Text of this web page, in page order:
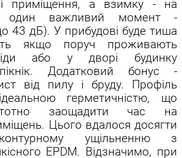
приміщення, а взимку - на
один важливий момент -
43 дБ). У прибудові буде тиша
якщо поруч проживають
або у дворі будинку
пікнік. Додатковий бонус -
від пилу і бруду. Профіль
ідеальною герметичністю, що
заощадити час на
Цього вдалося досягти
ущільненню з
EPDM. Відзначимо, при